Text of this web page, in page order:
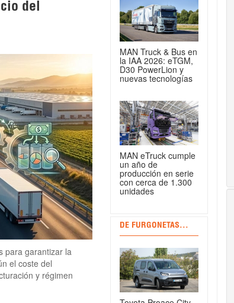
del
para garantizar la
el coste del
y régimen
MAN Truck & Bus en
la IAA 2026: eTGM,
D30 PowerLion y
nuevas tecnologías
MAN eTruck cumple
un año de
producción en serie
con cerca de 1.300
unidades
DE FURGONETAS...